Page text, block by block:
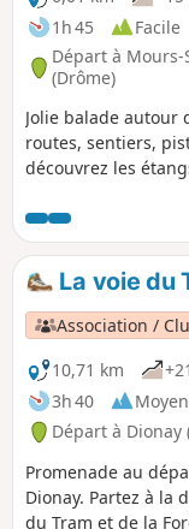
1h 45
Facile
Départ à Mours-
(Drôme)
Jolie balade autour
routes, sentiers,
découvrez les
La voie du
Association /
10,71 km
3h 40
Départ à Dionay
Promenade au
Dionay. Partez à la
du Tram et de la